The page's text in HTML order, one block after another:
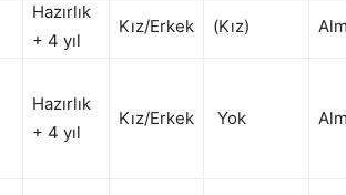
Hazırlık
+ 4 yıl
Kız/Erkek (Kız)
Hazırlık
+ 4 yıl
Kız/Erkek Yok